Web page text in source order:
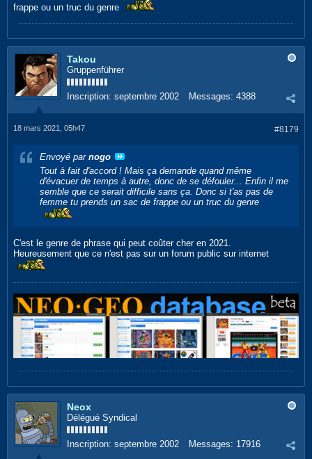
frappe ou un truc du genre
Takou
Gruppenführer
Inscription: septembre 2002 Messages: 4388
#8179
18 mars 2021, 05h47
Envoyé par nogo
Tout à fait d'accord ! Mais ça demande quand même
d'évacuer de temps à autre, donc de se défouler... Enfin il me
semble que ce serait difficile sans ça. Donc si t'as pas de
femme tu prends un sac de frappe ou un truc du genre
C'est le genre de phrase qui peut coûter cher en 2021.
Heureusement que ce n'est pas sur un forum public sur internet
Neox
Délégué Syndical
Inscription: septembre 2002 Messages: 17916